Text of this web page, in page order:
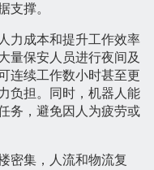
支撑。
力成本和提升工作效率
量保安人员进行夜间及
连续工作数小时甚至更
负担。同时，机器人能
务，避免因人为疲劳或
密集，人流和物流复